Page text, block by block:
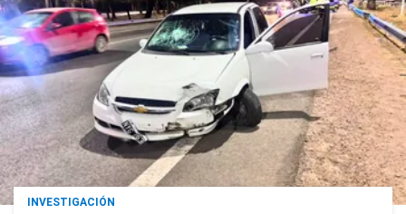
INVESTIGACIÓN